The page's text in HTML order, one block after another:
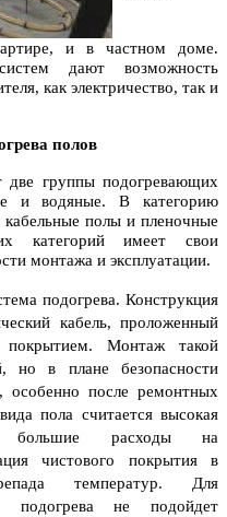
и в частном доме.
дают возможность
как электричество, так и
полов
две группы подогревающих
и водяные. В категорию
кабельные полы и пленочные
категорий имеет свои
монтажа и эксплуатации.
подогрева. Конструкция
кабель, проложенный
Монтаж такой
но в плане безопасности
особенно после ремонтных
пола считается высокая
большие расходы на
чистового покрытия в
температур. Для
подогрева не подойдет